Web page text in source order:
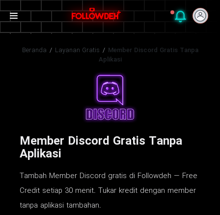
Beranda / Layanan Gratis / Member Discord Gratis Tanpa
Aplikasi
Member Discord Gratis Tanpa
Aplikasi
Tambah Member Discord gratis di Followdeh — Free
Credit setiap 30 menit. Tukar kredit dengan member
tanpa aplikasi tambahan.